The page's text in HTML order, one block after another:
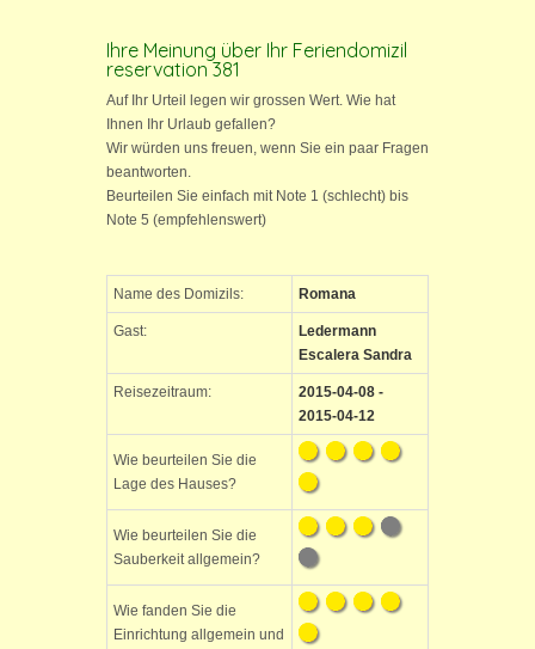
Ihre Meinung über Ihr Feriendomizil
reservation 381
Auf Ihr Urteil legen wir grossen Wert. Wie hat
Ihnen Ihr Urlaub gefallen?
Wir würden uns freuen, wenn Sie ein paar Fragen
beantworten.
Beurteilen Sie einfach mit Note 1 (schlecht) bis
Note 5 (empfehlenswert)
Name des Domizils: Romana
Gast:
Ledermann
Escalera Sandra
Reisezeitraum:
2015-04-08 -
2015-04-12
Wie beurteilen Sie die
Lage des Hauses?
Wie beurteilen Sie die
Sauberkeit allgemein?
Wie fanden Sie die
Einrichtung allgemein und